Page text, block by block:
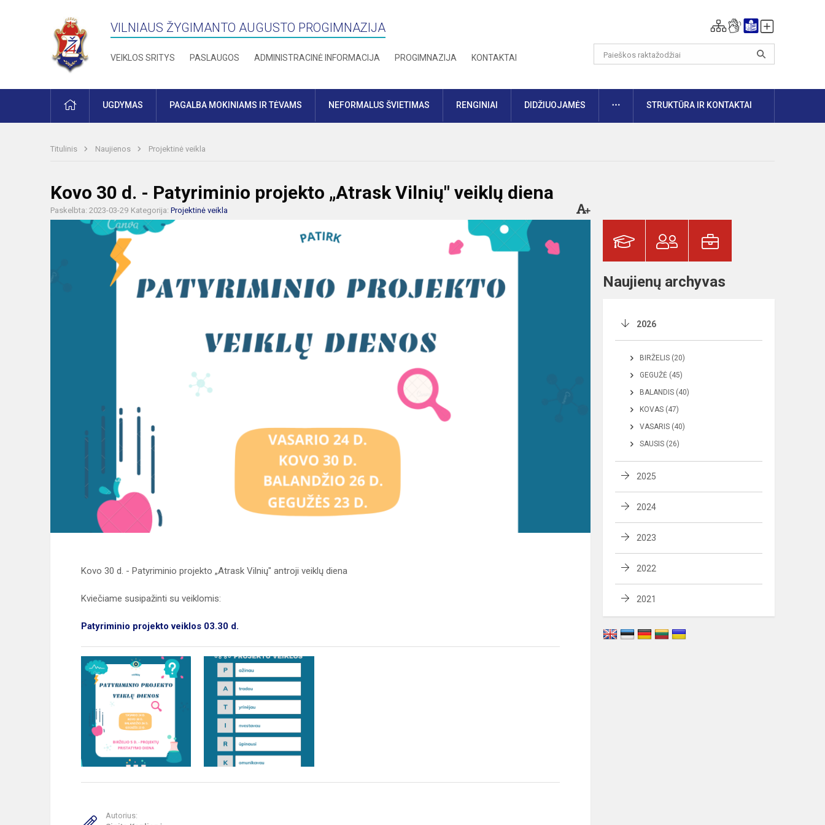
VILNIAUS ŽYGIMANTO AUGUSTO PROGIMNAZIJA
VEIKLOS SRITYS PASLAUGOS ADMINISTRACINĖ INFORMACIJA PROGIMNAZIJA KONTAKTAI
PRADŽIAUGDYMAS PAGALBA MOKINIAMS IR TĖVAMS NEFORMALUS ŠVIETIMAS RENGINIAI DIDŽIUOJAMĖS DAUGIAUSTRUKTŪRA IR KONTAKTAI
Titulinis Naujienos Projektinė veikla
Kovo 30 d. - Patyriminio projekto „Atrask Vilnių" veiklų diena
Paskelbta: 2023-03-29 Kategorija: Projektinė veikla
Kovo 30 d. - Patyriminio projekto „Atrask Vilnių" antroji veiklų diena
Kviečiame susipažinti su veiklomis:
Patyriminio projekto veiklos 03.30 d.
Autorius:
Naujienų archyvas
2026
BIRŽELIS (20)
GEGUŽĖ (45)
BALANDIS (40)
KOVAS (47)
VASARIS (40)
SAUSIS (26)
2025
2024
2023
2022
2021